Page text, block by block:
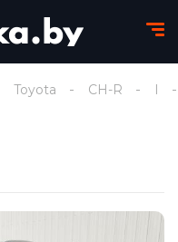
Toyota CH-R I